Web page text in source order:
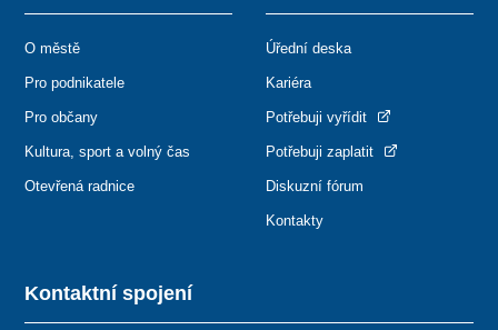
Kontaktní spojení
O městě
Pro podnikatele
Pro občany
Kultura, sport a volný čas
Otevřená radnice
Úřední deska
Kariéra
Potřebuji vyřídit
Potřebuji zaplatit
Diskuzní fórum
Kontakty